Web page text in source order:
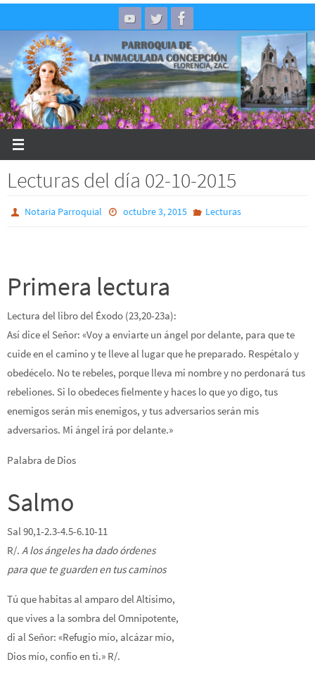
to
content
Lecturas del día 02-10-2015
Notaria Parroquial octubre 3, 2015 Lecturas
Primera lectura
Lectura del libro del Éxodo (23,20-23a):
Así dice el Señor: «Voy a enviarte un ángel por delante, para que te
cuide en el camino y te lleve al lugar que he preparado. Respétalo y
obedécelo. No te rebeles, porque lleva mi nombre y no perdonará tus
rebeliones. Si lo obedeces fielmente y haces lo que yo digo, tus
enemigos serán mis enemigos, y tus adversarios serán mis
adversarios. Mi ángel irá por delante.»
Palabra de Dios
Salmo
Sal 90,1-2.3-4.5-6.10-11
R/. A los ángeles ha dado órdenes
para que te guarden en tus caminos
Tú que habitas al amparo del Altísimo,
que vives a la sombra del Omnipotente,
di al Señor: «Refugio mío, alcázar mío,
Dios mío, confío en ti.» R/.